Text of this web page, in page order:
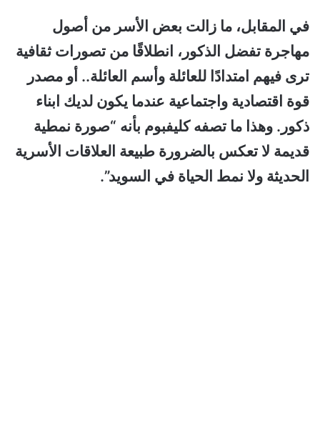
في المقابل، ما زالت بعض الأسر من أصول
مهاجرة تفضل الذكور، انطلاقًا من تصورات ثقافية
ترى فيهم امتدادًا للعائلة وأسم العائلة.. أو مصدر
قوة اقتصادية واجتماعية عندما يكون لديك ابناء
ذكور. وهذا ما تصفه كليفبوم بأنه “صورة نمطية
قديمة لا تعكس بالضرورة طبيعة العلاقات الأسرية
الحديثة ولا نمط الحياة في السويد”.